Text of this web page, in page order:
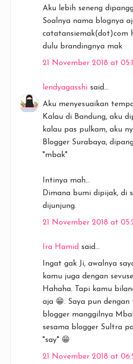
Aku lebih seneng
Soalnya nama blognya
catatansiemak(dot)com
dulu brandingnya mak
21 November 2018 at
lendyagasshi said...
Aku menyesuaikan
Kalau di Bandung, aku
kalau pas pulkam, aku
Blogger Surabaya,
"mbak"
Intinya mah...
Dimana bumi dipijak, di
dijunjung.
21 November 2018 at
Ira Hamid said...
Ingat gak Ji, awalnya
kamu juga dengan
Hahaha. Tapi kamu
aja 😁. Saya pun
blogger manggilnya
sesama blogger Sultra
"say" 😁
21 November 2018 at